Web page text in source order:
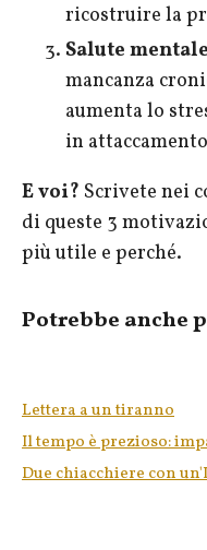
ricostruire la
Salute
mancanza
aumenta lo
in
E voi? Scrivete nei
di queste 3
più utile e perché.
Potrebbe anche
Lettera a un tiranno
Il tempo è prezioso:
Due chiacchiere con